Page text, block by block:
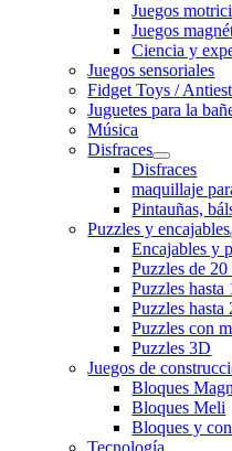
Juegos
Juegos
Ciencia y
Juegos sensoriales
Fidget Toys /
Juguetes para la
Música
Disfraces
Disfraces
maquillaje
Pintauñas,
Puzzles y encajables
Encajables y
Puzzles de 20
Puzzles hasta
Puzzles hasta
Puzzles con
Puzzles 3D
Juegos de
Bloques
Bloques Meli
Bloques y
Tecnología